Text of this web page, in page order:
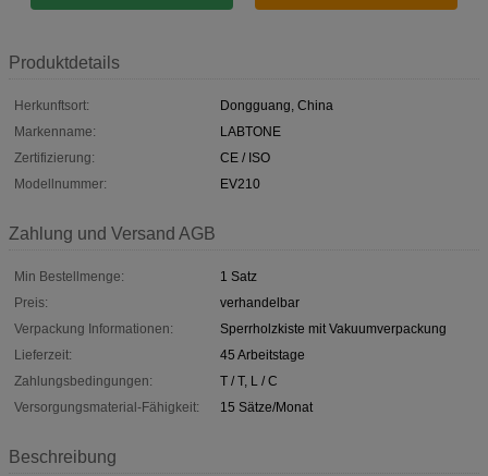
Produktdetails
Herkunftsort:
Dongguang, China
Markenname:
LABTONE
Zertifizierung:
CE / ISO
Modellnummer:
EV210
Zahlung und Versand AGB
Min Bestellmenge:
1 Satz
Preis:
verhandelbar
Verpackung Informationen:
Sperrholzkiste mit Vakuumverpackung
Lieferzeit:
45 Arbeitstage
Zahlungsbedingungen:
T / T, L / C
Versorgungsmaterial-Fähigkeit:
15 Sätze/Monat
Beschreibung